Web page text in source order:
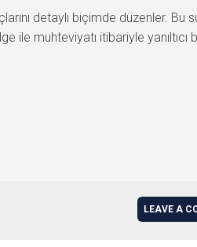
detaylı biçimde düzenler. Bu
muhteviyatı itibariyle yanıltıcı
LEAVE A